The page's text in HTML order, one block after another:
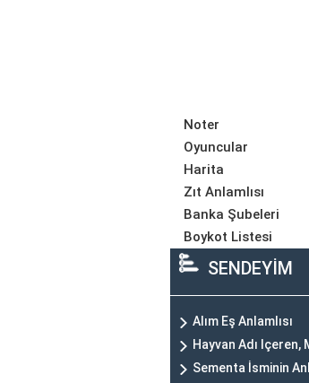
Noter
Oyuncular
Harita
Zıt Anlamlısı
Banka Şubeleri
Boykot Listesi
SENDEYİM
Alım Eş Anlamlısı
Hayvan Adı
Sementa İsminin